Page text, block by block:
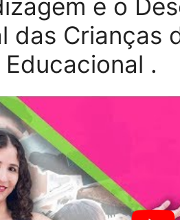
e o
das Crianças
Educacional .